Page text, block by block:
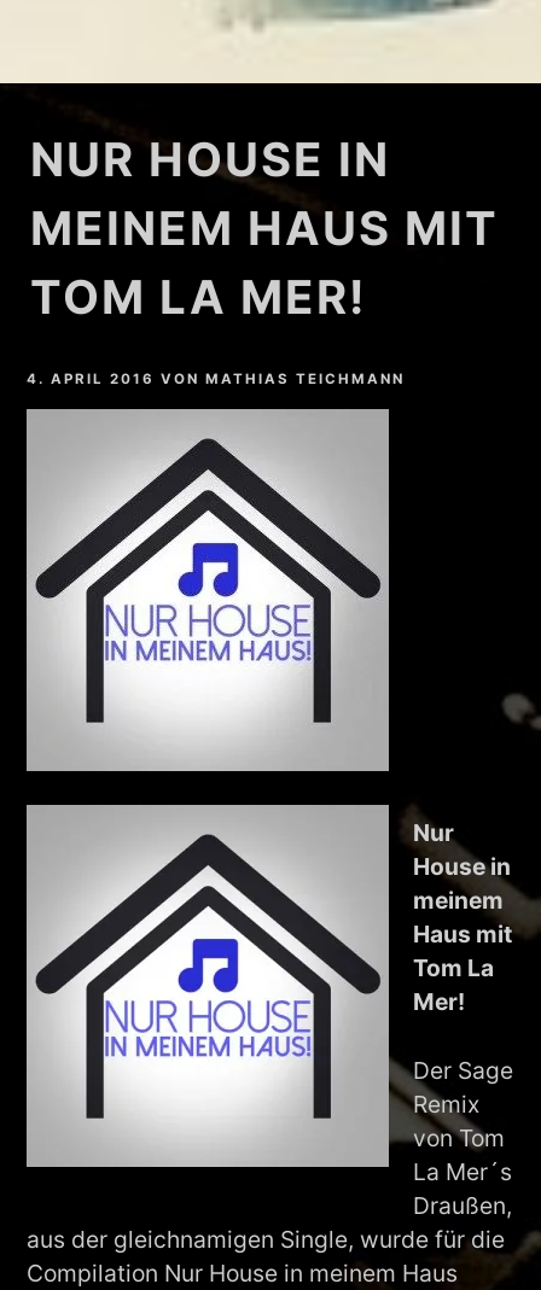
NUR HOUSE IN
MEINEM HAUS MIT
TOM LA MER!
4. APRIL 2016 VONMATHIAS TEICHMANN
Nur
House in
meinem
Haus mit
Tom La
Mer!
Der Sage
Remix
von Tom
La Mer´s
Draußen,
aus der gleichnamigen Single, wurde für die
Compilation Nur House in meinem Haus